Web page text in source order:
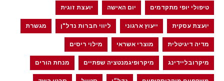
טיפולי יופי מתקדמים יום האישה יועצת זוגית
יועצת עסקית ייעוץ ארגוני ליווי חברות נדל"ן מגשרת
מדיה דיגיטלית מוצרי אשראי מילוי ריסים
מיקרובליידינג מיקרופיגמנטציה שפתיים מנחת הורים